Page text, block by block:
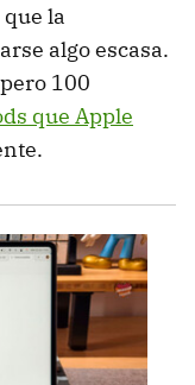
la
algo escasa.
100
que Apple